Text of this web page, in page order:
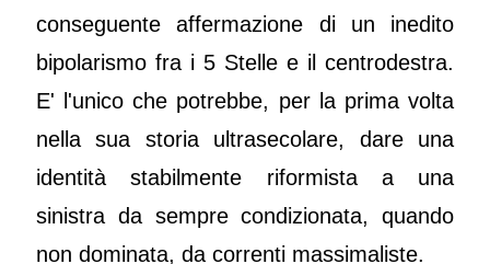
conseguente affermazione di un inedito
bipolarismo fra i 5 Stelle e il centrodestra.
E' l'unico che potrebbe, per la prima volta
nella sua storia ultrasecolare, dare una
identità stabilmente riformista a una
sinistra da sempre condizionata, quando
non dominata, da correnti massimaliste.